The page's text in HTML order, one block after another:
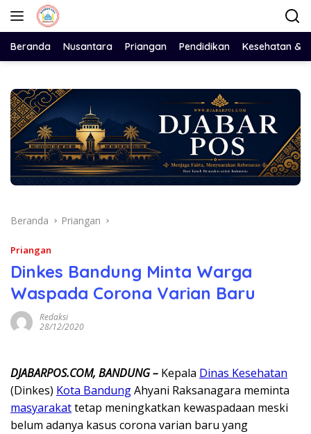
Langsung
Beranda Nusantara Priangan Pendidikan Kesehatan &
Beranda Priangan
Priangan
Dinkes Bandung Minta Warga
Waspada Corona Varian Baru
Redaksi
28/12/2020
DJABARPOS.COM, BANDUNG – Kepala Dinas Kesehatan
(Dinkes) Kota BandungAhyani Raksanagara meminta
masyarakattetap meningkatkan kewaspadaan meski
belum adanya kasus corona varian baru yang